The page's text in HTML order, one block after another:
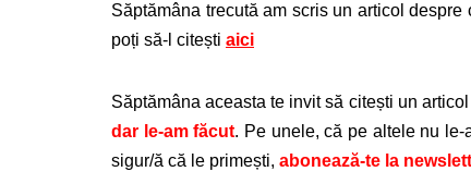
Săptămâna trecută am scris un articol despre
poți să-l citești aici
Săptămâna aceasta te invit să citești un articol
dar le-am făcut. Pe unele, că pe altele nu le-
sigur/ă că le primești, abonează-te la